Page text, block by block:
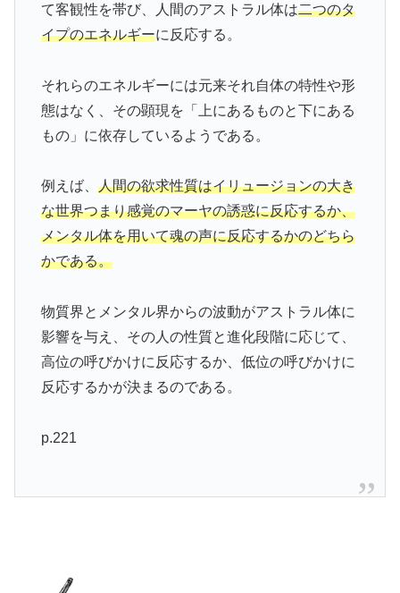
て客観性を帯び、人間のアストラル体は二つのタ
イプのエネルギーに反応する。
それらのエネルギーには元来それ自体の特性や形
態はなく、その顕現を「上にあるものと下にある
もの」に依存しているようである。
例えば、 人間の欲求性質はイリュージョンの大き
な世界つまり感覚のマーヤの誘惑に反応するか、
メンタル体を用いて魂の声に反応するかのどちら
かである。
物質界とメンタル界からの波動がアストラル体に
影響を与え、その人の性質と進化段階に応じて、
高位の呼びかけに反応するか、低位の呼びかけに
反応するかが決まるのである。
p.221